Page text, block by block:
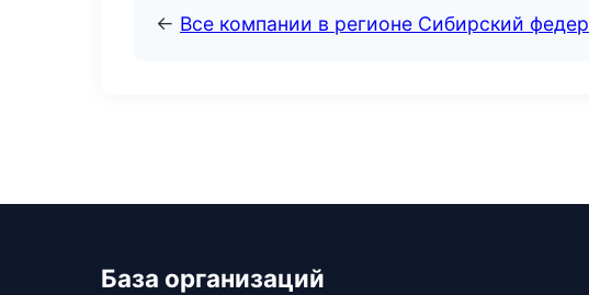
← Все компании в регионе Сибирский
База организаций